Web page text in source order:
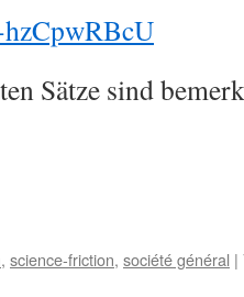
Sätze sind
, science-friction, société général |